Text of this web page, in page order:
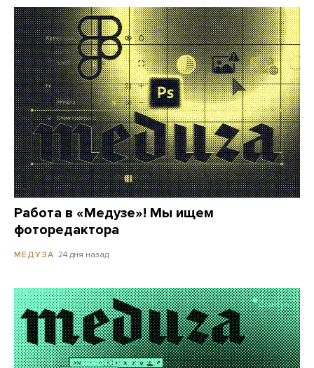
Работа в «Медузе»! Мы ищем
фоторедактора
МЕДУЗА 24 дня назад